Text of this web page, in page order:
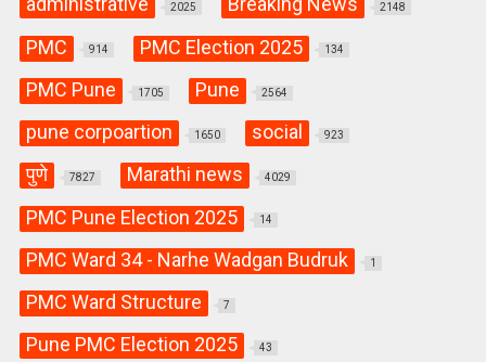
2025 2148
PMC 914 PMC Election 2025 134
PMC Pune 1705 Pune 2564
pune corpoartion 1650 social 923
पुणे 7827 Marathi news 4029
PMC Pune Election 2025 14
PMC Ward 34 - Narhe Wadgan Budruk 1
PMC Ward Structure 7
Pune PMC Election 2025 43